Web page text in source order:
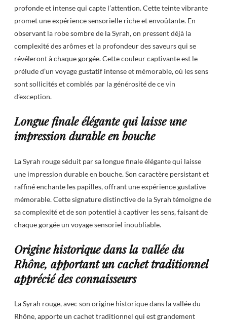
profonde et intense qui capte l’attention. Cette teinte vibrante
promet une expérience sensorielle riche et envoûtante. En
observant la robe sombre de la Syrah, on pressent déjà la
complexité des arômes et la profondeur des saveurs qui se
révéleront à chaque gorgée. Cette couleur captivante est le
prélude d’un voyage gustatif intense et mémorable, où les sens
sont sollicités et comblés par la générosité de ce vin
d’exception.
Longue finale élégante qui laisse une
impression durable en bouche
La Syrah rouge séduit par sa longue finale élégante qui laisse
une impression durable en bouche. Son caractère persistant et
raffiné enchante les papilles, offrant une expérience gustative
mémorable. Cette signature distinctive de la Syrah témoigne de
sa complexité et de son potentiel à captiver les sens, faisant de
chaque gorgée un voyage sensoriel inoubliable.
Origine historique dans la vallée du
Rhône, apportant un cachet traditionnel
apprécié des connaisseurs
La Syrah rouge, avec son origine historique dans la vallée du
Rhône, apporte un cachet traditionnel qui est grandement